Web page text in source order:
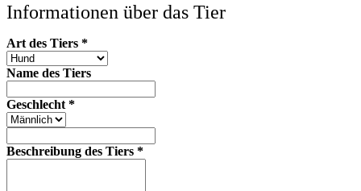
Informationen über das Tier
Art des Tiers *
Name des Tiers
Geschlecht *
Beschreibung des Tiers *